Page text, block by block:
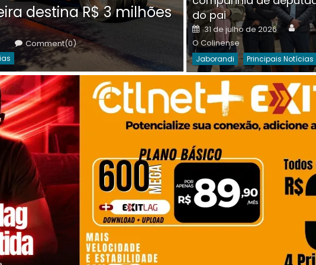
destina R$ 3 milhões
Comment(0)
on
30 de julho de 2026 O
Destaques Da Semana
do pai
Posted
on
31 de julho de 2026
O Colinense
Jaborandi Principais Notícias